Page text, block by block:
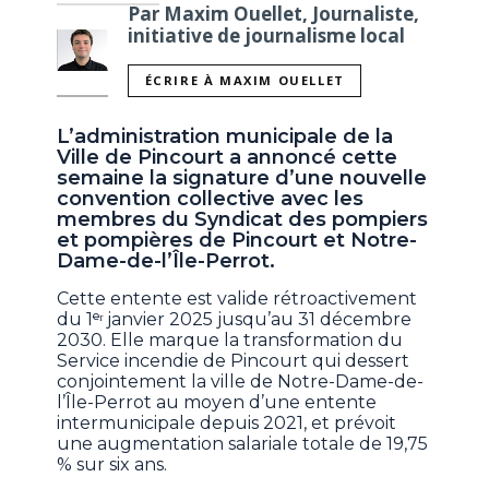
Par Maxim Ouellet, Journaliste,
initiative de journalisme local
ÉCRIRE À MAXIM OUELLET
L’administration municipale de la
Ville de Pincourt a annoncé cette
semaine la signature d’une nouvelle
convention collective avec les
membres du Syndicat des pompiers
et pompières de Pincourt et Notre-
Dame-de-l’Île-Perrot.
Cette entente est valide rétroactivement
du 1ᵉʳ janvier 2025 jusqu’au 31 décembre
2030. Elle marque la transformation du
Service incendie de Pincourt qui dessert
conjointement la ville de Notre-Dame-de-
l’Île-Perrot au moyen d’une entente
intermunicipale depuis 2021, et prévoit
une augmentation salariale totale de 19,75
% sur six ans.